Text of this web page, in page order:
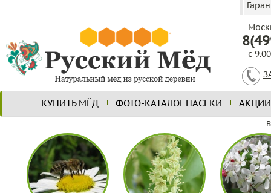
с
КУПИТЬ МЁД ФОТО-КАТАЛОГ ПАСЕКИ АКЦИИ